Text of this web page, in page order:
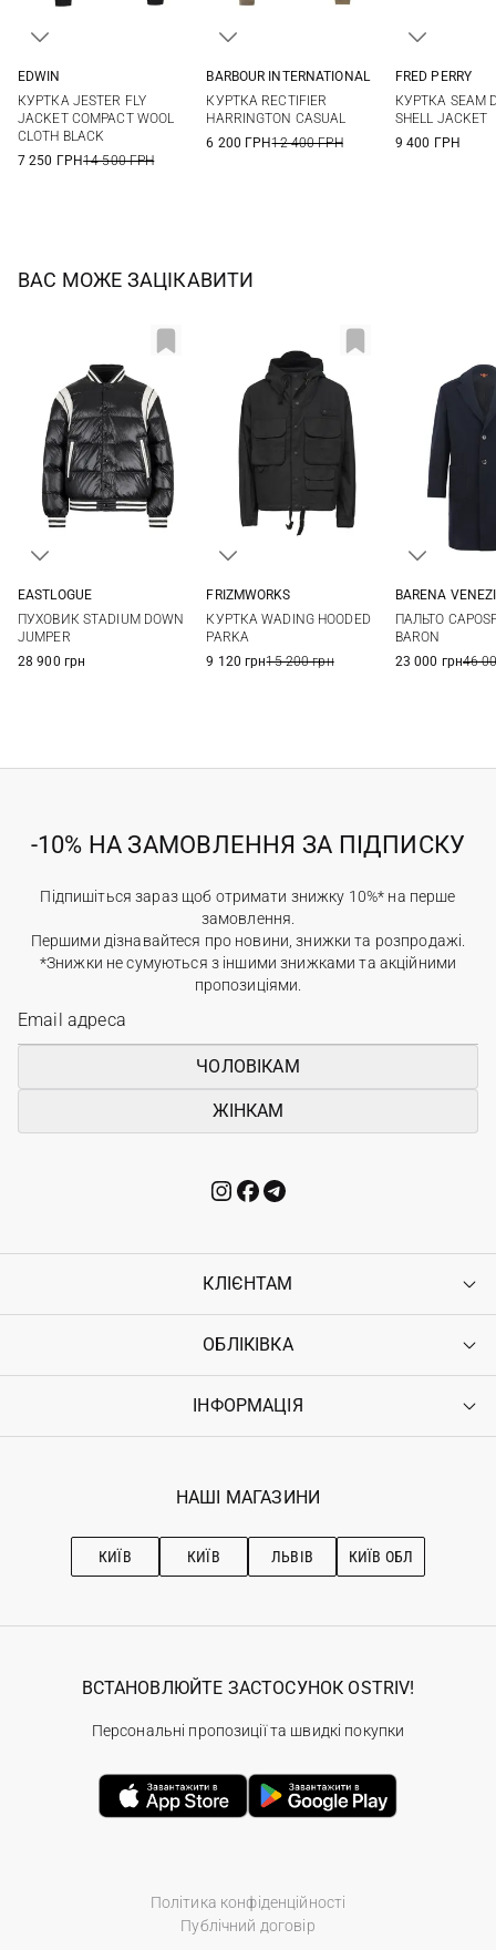
XXL
EDWIN
КУРТКА JESTER FLY
JACKET COMPACT WOOL
CLOTH BLACK
7 250 ГРН14 500 ГРН
BARBOUR INTERNATIONAL
КУРТКА RECTIFIER
HARRINGTON CASUAL
6 200 ГРН12 400 ГРН
FRED PERRY
КУРТКА SEAM
SHELL JACKET
9 400 ГРН
ВАС МОЖЕ ЗАЦІКАВИТИ
EASTLOGUE
ПУХОВИК STADIUM DOWN
JUMPER
28 900 грн
FRIZMWORKS
КУРТКА WADING HOODED
PARKA
9 120 грн15 200 грн
56
BARENA
ПАЛЬТО
BARON
23 000 грн46
-10% НА ЗАМОВЛЕННЯ ЗА ПІДПИСКУ
Підпишіться зараз щоб отримати знижку 10%* на перше
замовлення.
Першими дізнавайтеся про новини, знижки та розпродажі.
*Знижки не сумуються з іншими знижками та акційними
пропозиціями.
ЧОЛОВІКАМ
ЖІНКАМ
КЛІЄНТАМ
Контакти
Повернення
Гарантія
ОБЛІКІВКА
Увійти
Ostriv Club+
ІНФОРМАЦІЯ
Наші магазини
Рекомендації з догляду
НАШІ МАГАЗИНИ
КИЇВ КИЇВ ЛЬВІВ КИЇВ ОБЛ
Політика конфіденційності
Публічний договір
ВСТАНОВЛЮЙТЕ ЗАСТОСУНОК OSTRIV!
Персональні пропозиції та швидкі покупки